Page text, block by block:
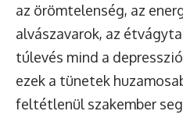
az örömtelenség, az
alvászavarok, az
túlevés mind a
ezek a tünetek
feltétlenül szakember